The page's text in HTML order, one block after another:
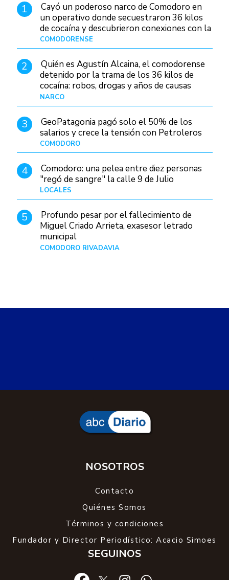
1
Cayó un poderoso narco de Comodoro en
un operativo donde secuestraron 36 kilos
de cocaína y descubrieron conexiones con la
Patagonia
COMODORENSE
2
Quién es Agustín Alcaina, el comodorense
detenido por la trama de los 36 kilos de
cocaína: robos, drogas y años de causas
judiciales
NARCO
3
GeoPatagonia pagó solo el 50% de los
salarios y crece la tensión con Petroleros
COMODORO
4
Comodoro: una pelea entre diez personas
"regó de sangre" la calle 9 de Julio
LOCALES
5
Profundo pesar por el fallecimiento de
Miguel Criado Arrieta, exasesor letrado
municipal
COMODORO RIVADAVIA
NOSOTROS
Contacto
Quiénes Somos
Términos y condiciones
Fundador y Director Periodístico: Acacio Simoes
SEGUINOS